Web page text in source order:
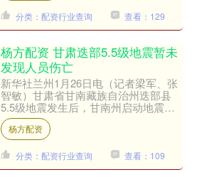
分类：配资行业查询 查看：129
杨方配资 甘肃迭部5.5级地震暂未
发现人员伤亡
新华社兰州1月26日电（记者梁军、张
智敏）甘肃省甘南藏族自治州迭部县
5.5级地震发生后，甘南州启动地震灾
害应急三级响应。迭部县委、县政府组
织全县干部进行拉网式排....
杨方配资
分类：配资行业查询 查看：109